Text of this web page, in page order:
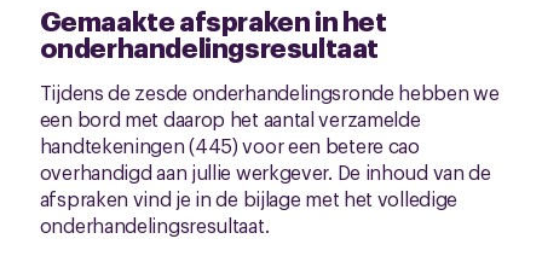
Gemaakte afspraken in het
onderhandelingsresultaat
Tijdens de zesde onderhandelingsronde hebben we
een bord met daarop het aantal verzamelde
handtekeningen (445) voor een betere cao
overhandigd aan jullie werkgever. De inhoud van de
afspraken vind je in de bijlage met het volledige
onderhandelingsresultaat.